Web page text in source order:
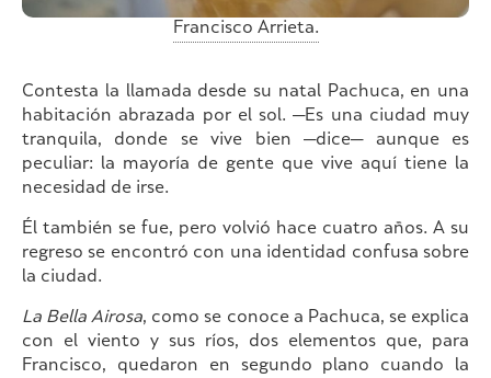
Francisco Arrieta.
Contesta la llamada desde su natal Pachuca, en una
habitación abrazada por el sol. —Es una ciudad muy
tranquila, donde se vive bien —dice— aunque es
peculiar: la mayoría de gente que vive aquí tiene la
necesidad de irse.
Él también se fue, pero volvió hace cuatro años. A su
regreso se encontró con una identidad confusa sobre
la ciudad.
La Bella Airosa, como se conoce a Pachuca, se explica
con el viento y sus ríos, dos elementos que, para
Francisco, quedaron en segundo plano cuando la